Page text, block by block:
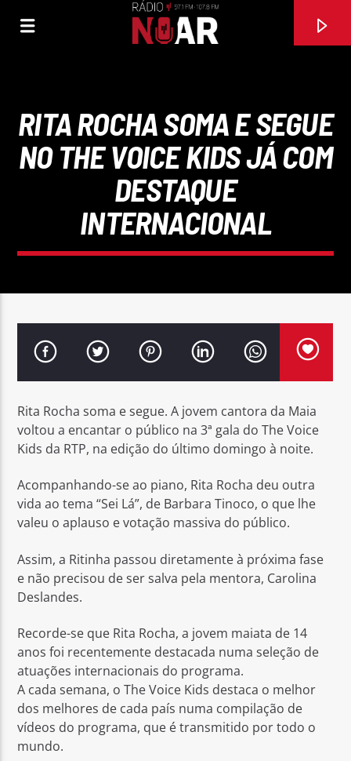
FAIXA ATUAL
DEIXEM ELAS DOMINAR
STARLIGHT
RITA ROCHA SOMA E SEGUE
NO THE VOICE KIDS JÁ COM
DESTAQUE
INTERNACIONAL
Rita Rocha soma e segue. A jovem cantora da Maia
voltou a encantar o público na 3ª gala do The Voice
Kids da RTP, na edição do último domingo à noite.
Acompanhando-se ao piano, Rita Rocha deu outra
vida ao tema “Sei Lá”, de Barbara Tinoco, o que lhe
valeu o aplauso e votação massiva do público.
Assim, a Ritinha passou diretamente à próxima fase
e não precisou de ser salva pela mentora, Carolina
Deslandes.
Recorde-se que Rita Rocha, a jovem maiata de 14
anos foi recentemente destacada numa seleção de
atuações internacionais do programa.
A cada semana, o The Voice Kids destaca o melhor
dos melhores de cada país numa compilação de
vídeos do programa, que é transmitido por todo o
mundo.